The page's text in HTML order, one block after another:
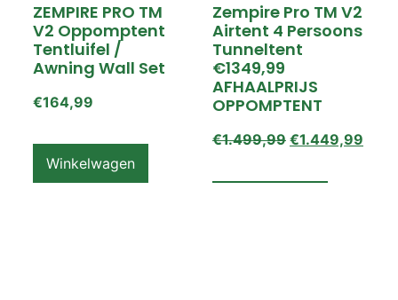
ZEMPIRE PRO TM
V2 Oppomptent
Tentluifel /
Awning Wall Set
€164,99
Winkelwagen
Zempire Pro TM V2
Airtent 4 Persoons
Tunneltent
€1349,99
AFHAALPRIJS
OPPOMPTENT
€1.499,99 €1.449,99